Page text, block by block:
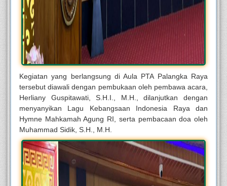
Kegiatan yang berlangsung di Aula PTA Palangka Raya
tersebut diawali dengan pembukaan oleh pembawa acara,
Herliany Guspitawati, S.H.I., M.H., dilanjutkan dengan
menyanyikan Lagu Kebangsaan Indonesia Raya dan
Hymne Mahkamah Agung RI, serta pembacaan doa oleh
Muhammad Sidik, S.H., M.H.